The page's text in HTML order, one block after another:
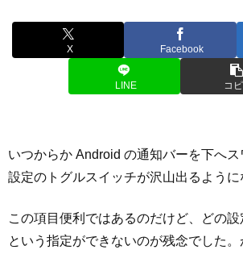
X Facebook
LINE コ
いつからか Android の通知バーを下へ
設定のトグルスイッチが沢山出るように
この項目便利ではあるのだけど、どの
という指定ができないのが残念でした